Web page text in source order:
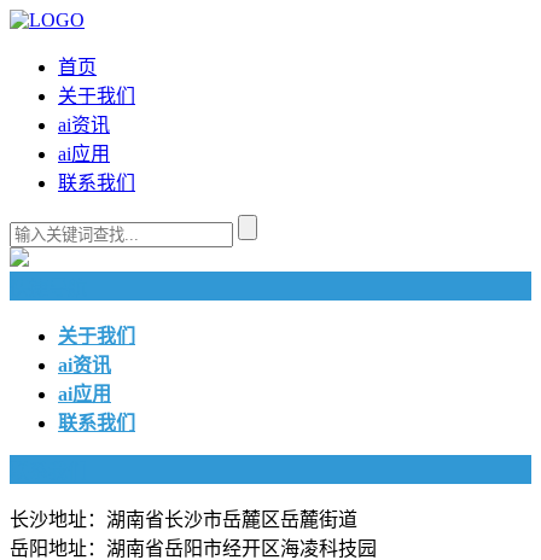
首页
关于我们
ai资讯
ai应用
联系我们
关于我们
ai资讯
ai应用
联系我们
长沙地址：湖南省长沙市岳麓区岳麓街道
岳阳地址：湖南省岳阳市经开区海凌科技园